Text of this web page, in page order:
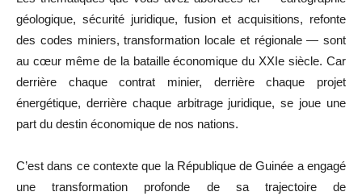
géologique, sécurité juridique, fusion et acquisitions, refonte
des codes miniers, transformation locale et régionale — sont
au cœur même de la bataille économique du XXIe siècle. Car
derrière chaque contrat minier, derrière chaque projet
énergétique, derrière chaque arbitrage juridique, se joue une
part du destin économique de nos nations.
C’est dans ce contexte que la République de Guinée a engagé
une transformation profonde de sa trajectoire de